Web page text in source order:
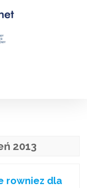
2013
rowniez dla